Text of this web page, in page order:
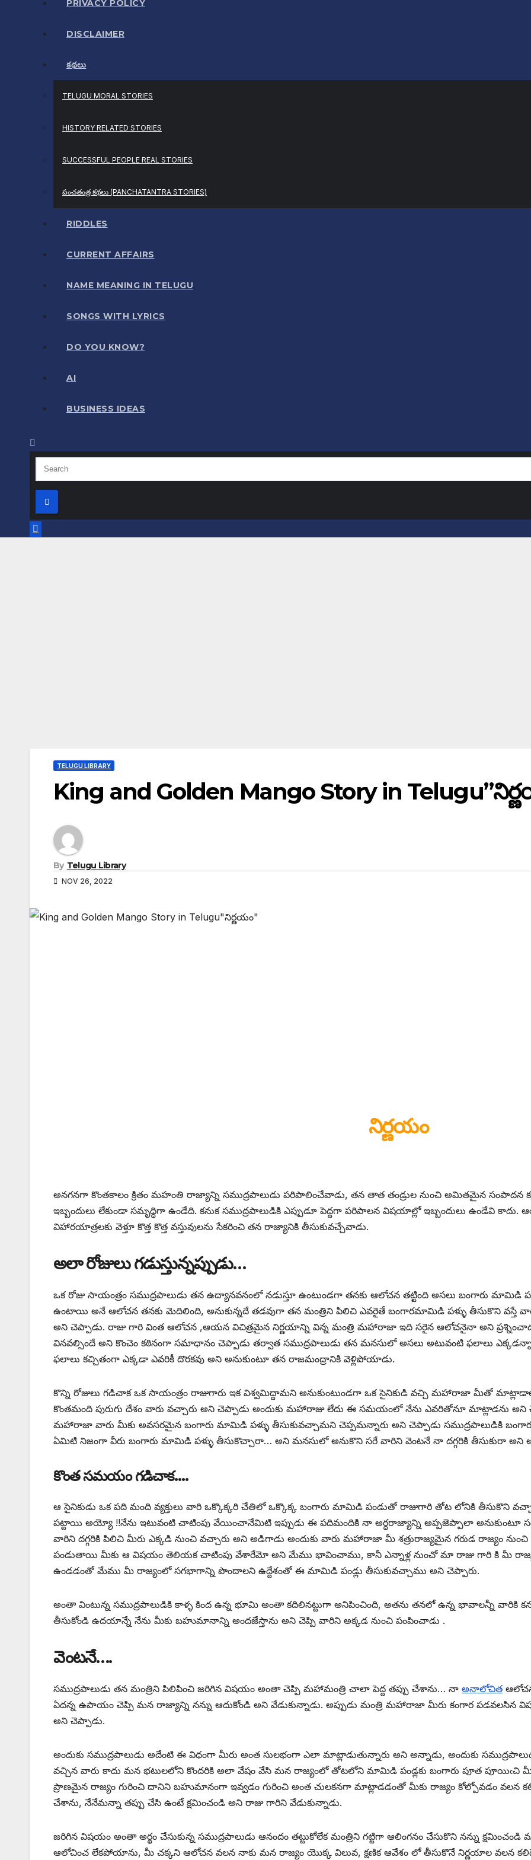
PRIVACY POLICY
DISCLAIMER
కథలు
TELUGU MORAL STORIES
HISTORY RELATED STORIES
SUCCESSFUL PEOPLE REAL STORIES
పంచతంత్ర కథలు (PANCHATANTRA STORIES)
RIDDLES
CURRENT AFFAIRS
NAME MEANING IN TELUGU
SONGS WITH LYRICS
DO YOU KNOW?
AI
BUSINESS IDEAS
TELUGU LIBRARY
King and Golden Mango Story in
By Telugu Library
NOV 26, 2022
నిర్ణయం
అనగనగా కొంతకాలం క్రితం మహంతి రాజ్యాన్ని సముద్రపాలుడు పరిపాలించేవాడు, తన తాత తండ్రుల నుంచి అమితమైన సంపాదన
ఇబ్బందులు లేకుండా సమృద్ధిగా ఉండేది. కనుక సముద్రపాలుడికి ఎప్పుడూ పెద్దగా పరిపాలన విషయాల్లో ఇబ్బందులు ఉండేవి కాదు.
విహారయాత్రలకు వెళ్తూ కొత్త కొత్త వస్తువులను సేకరించి తన రాజ్యానికి తీసుకువచ్చేవాడు.
అలా రోజులు గడుస్తున్నప్పుడు…
ఒక రోజు సాయంత్రం సముద్రపాలుడు తన ఉద్యానవనంలో నడుస్తూ ఉంటుండగా తనకు ఆలోచన తట్టింది అసలు బంగారు మామిడి
ఉంటాయి అనే ఆలోచన తనకు మెదిలింది, అనుకున్నదే తడవుగా తన మంత్రిని పిలిచి ఎవరైతే బంగారమామిడి పళ్ళు తీసుకొని వస్తే
అని చెప్పాడు. రాజు గారి వింత ఆలోచన ,ఆయన విచిత్రమైన నిర్ణయాన్ని విన్న మంత్రి మహారాజా ఇది సరైన ఆలోచనైనా అని ప్రశ్నించాడు
వినవల్సిందే అని కొంచెం కఠినంగా సమాధానం చెప్పాడు తర్వాత సముద్రపాలుడు తన మనసులో అసలు అటువంటి ఫలాలు
ఫలాలు కచ్చితంగా ఎక్కడా ఎవరికీ దొరకవు అని అనుకుంటూ తన రాజమంద్రానికి వెళ్లిపోయాడు.
కొన్ని రోజులు గడిచాక ఒక సాయంత్రం రాజుగారు ఇక విశ్వమిద్దామని అనుకుంటుండగా ఒక సైనికుడి వచ్చి మహారాజా మీతో
కొంతమంది పురుగు దేశం వారు వచ్చారు అని చెప్పాడు అందుకు మహారాజు లేదు ఈ సమయంలో నేను ఎవరితోనూ మాట్లాడను అని
మహారాజా వారు మీకు అవసరమైన బంగారు మామిడి పళ్ళు తీసుకువచ్చామని చెప్పమన్నారు అని చెప్పాడు సముద్రపాలుడికి
ఏమిటి నిజంగా వీరు బంగారు మామిడి పళ్ళు తీసుకొచ్చారా… అని మనసులో అనుకొని సరే వారిని వెంటనే నా దగ్గరికి తీసుకురా అని
కొంత సమయం గడిచాక….
ఆ సైనికుడు ఒక పది మంది వ్యక్తులు వారి ఒక్కొక్కరి చేతిలో ఒక్కొక్క బంగారు మామిడి పండుతో రాజుగారి తోట లోనికి తీసుకొని
పట్టాయి అయ్యో !!నేను ఇటువంటి చాటింపు వేయించానేమిటి ఇప్పుడు ఈ పదిమందికి నా అర్ధరాజ్యాన్ని అప్పజెప్పాలా అనుకుంటూ
వారిని దగ్గరికి పిలిచి మీరు ఎక్కడి నుంచి వచ్చారు అని అడిగాడు అందుకు వారు మహారాజా మీ శత్రురాజ్యమైన గరుడ రాజ్యం
పండుతాయి మీకు ఆ విషయం తెలియక చాటింపు వేశారేమో అని మేము భావించాము, కానీ ఎన్నాళ్ల నుంచో మా రాజు గారి కి మీ రాజ్య
ఉండడంతో మేము మీ రాజ్యంలో సగభాగాన్ని పొందాలని ఉద్దేశంతో ఈ మామిడి పండ్లు తీసుకువచ్చాము అని చెప్పారు.
అంతా వింటున్న సముద్రపాలుడికి కాళ్ళ కింద ఉన్న భూమి అంతా కదిలినట్టుగా అనిపించింది, అతను తనలో ఉన్న భావాలన్నీ వారికి
తీసుకోండి ఉదయాన్నే నేను మీకు బహుమానాన్ని అందజేస్తాను అని చెప్పి వారిని అక్కడ నుంచి పంపించాడు .
వెంటనే….
సముద్రపాలుడు తన మంత్రిని పిలిపించి జరిగిన విషయం అంతా చెప్పి మహామంత్రి చాలా పెద్ద తప్పు చేశాను… నా అనాలోచిత
ఏదన్న ఉపాయం చెప్పి మన రాజ్యాన్ని నన్ను ఆదుకోండి అని వేడుకున్నాడు. అప్పుడు మంత్రి మహారాజా మీరు కంగార పడవలసిన
అని చెప్పాడు.
అందుకు సముద్రపాలుడు అదేంటి ఈ విధంగా మీరు అంత సులభంగా ఎలా మాట్లాడుతున్నారు అని అన్నాడు, అందుకు
వచ్చిన వారు కాదు మన భటులలోని కొందరికి అలా వేషం వేసి మన రాజ్యంలో తోటలోని మామిడి పండ్లకు బంగారు పూత పూయిఁచి మీ
ప్రాణమైన రాజ్యం గురించి దానిని బహుమానంగా ఇవ్వడం గురించి అంత చులకనగా మాట్లాడడంతో మీకు రాజ్యం కోల్పోవడం
చేశాను, నేనేమన్నా తప్పు చేసి ఉంటే క్షమించండి అని రాజు గారిని వేడుకున్నాడు.
జరిగిన విషయం అంతా అర్థం చేసుకున్న సముద్రపాలుడు ఆనందం తట్టుకోలేక మంత్రిని గట్టిగా ఆలింగనం చేసుకొని నన్ను
ఆలోచించ లేకపోయాను, మీ చక్కని ఆలోచన వలన నాకు మన రాజ్యం యొక్క విలువ, క్షణిక ఆవేశం లో తీసుకొనే నిర్ణయాల వలన